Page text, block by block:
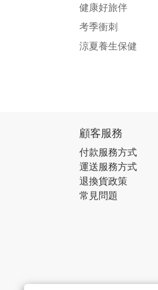
健康好旅伴
考季衝刺
涼夏養生保健
顧客服務
付款服務方式
運送服務方式
退換貨政策
常見問題